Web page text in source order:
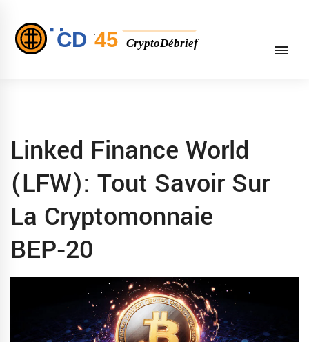
Linked Finance World
(LFW): Tout Savoir Sur
La Cryptomonnaie
BEP‑20